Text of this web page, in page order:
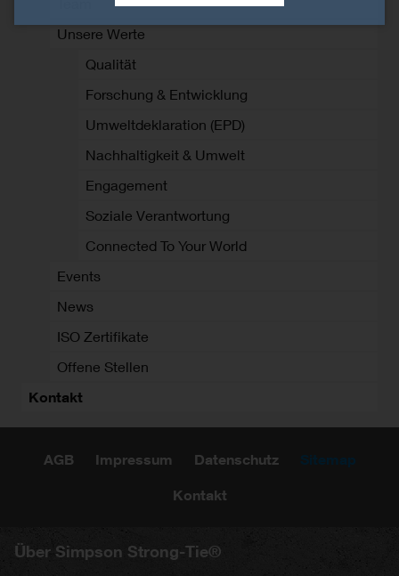
Unsere Werte
Qualität
Forschung & Entwicklung
Umweltdeklaration (EPD)
Nachhaltigkeit & Umwelt
Engagement
Soziale Verantwortung
Connected To Your World
Events
News
ISO Zertifikate
Offene Stellen
Kontakt
AGB Impressum Datenschutz
Kontakt
Über Simpson Strong-Tie®